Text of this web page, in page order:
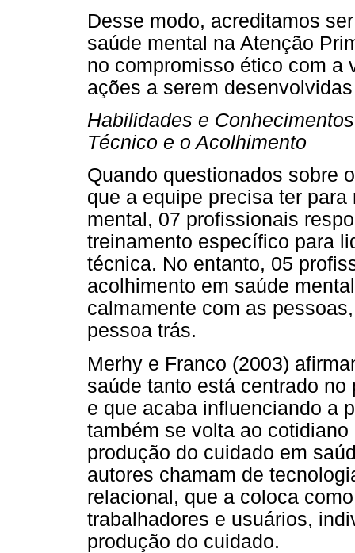
Desse modo, acreditamos
saúde mental na Atenção
no compromisso ético com a
ações a serem
Habilidades e
Técnico e o Acolhimento
Quando questionados sobre
que a equipe precisa ter
mental, 07 profissionais
treinamento específico para
técnica. No entanto, 05
acolhimento em saúde
calmamente com as
pessoa trás.
Merhy e Franco (2003)
saúde tanto está centrado
e que acaba influenciando a
também se volta ao
produção do cuidado em
autores chamam de
relacional, que a coloca
trabalhadores e usuários,
produção do cuidado.